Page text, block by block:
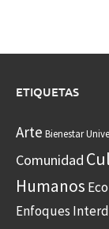
ETIQUETAS
Arte Bienestar
Comunidad
Humanos
Enfoques